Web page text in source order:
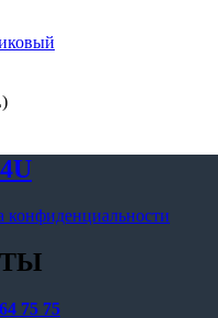
конфиденциальности
75 75